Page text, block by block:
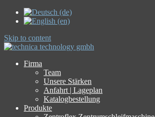
Skip to content
Firma
Team
Unsere Stärken
Anfahrt | Lageplan
Katalogbestellung
Produkte